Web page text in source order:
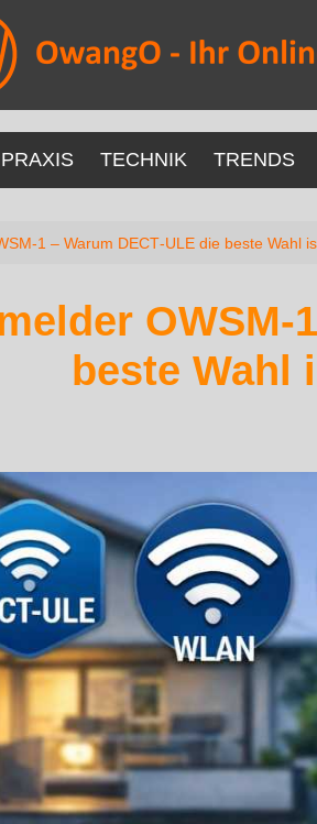
PRAXIS TECHNIK TRENDS
1 – Warum DECT‑ULE die beste Wahl
OWSM-
beste Wahl